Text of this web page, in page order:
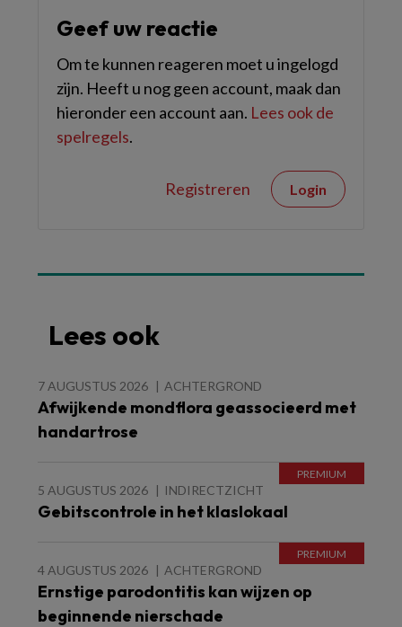
Geef uw reactie
Om te kunnen reageren moet u ingelogd
zijn. Heeft u nog geen account, maak dan
hieronder een account aan. Lees ook de
spelregels.
Registreren Login
Lees ook
7 AUGUSTUS 2026 ACHTERGROND
Afwijkende mondflora geassocieerd met
handartrose
5 AUGUSTUS 2026 INDIRECTZICHT
Gebitscontrole in het klaslokaal
4 AUGUSTUS 2026 ACHTERGROND
Ernstige parodontitis kan wijzen op
beginnende nierschade